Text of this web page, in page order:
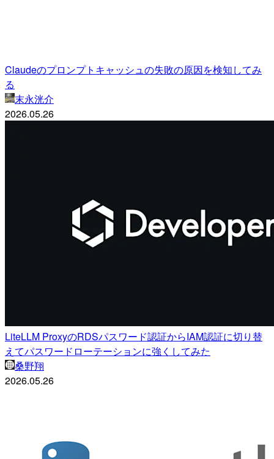
Claudeのプロンプトキャッシュの失敗の原因を検知してみ
る
末永洸介
2026.05.26
LiteLLM ProxyのRDSパスワード認証からIAM認証に切り替
えてパスワードローテーションに強くしてみた
桑野翔
2026.05.26